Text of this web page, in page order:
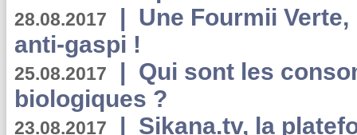
28.08.2017 | Une Fourmii
anti-gaspi !
25.08.2017 | Qui sont les
biologiques ?
23.08.2017 | Sikana.tv, la